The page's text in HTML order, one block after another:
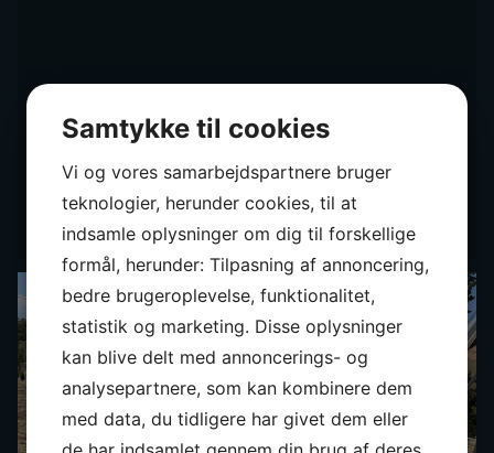
Samtykke til cookies
Vi og vores samarbejdspartnere bruger
teknologier, herunder cookies, til at
indsamle oplysninger om dig til forskellige
formål, herunder: Tilpasning af annoncering,
bedre brugeroplevelse, funktionalitet,
statistik og marketing. Disse oplysninger
kan blive delt med annoncerings- og
analysepartnere, som kan kombinere dem
med data, du tidligere har givet dem eller